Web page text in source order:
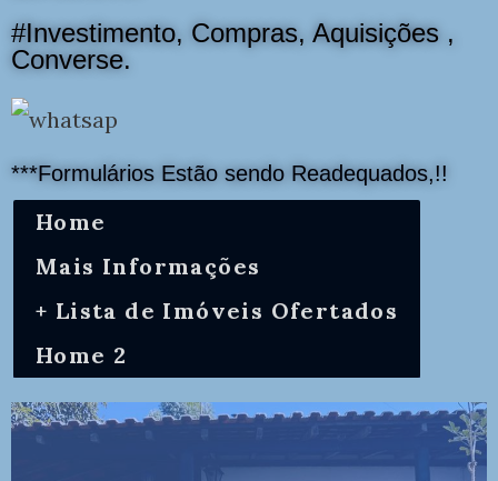
#Investimento, Compras, Aquisições ,
Converse.
***Formulários Estão sendo Readequados,!!
Home
Mais Informações
+ Lista de Imóveis Ofertados
Home 2